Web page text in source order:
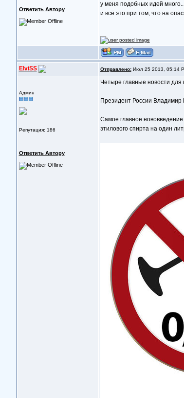
Ответить Автору
у меня подобных идей много..
и всё это при том, что на
--------------------
ElviSS Отправлено:Июл 25 2013, 05:14
Админ
Репутация: 186
Ответить Автору
Четыре главные новости для
Президент России Владимир
Самое главное
этилового спирта на один